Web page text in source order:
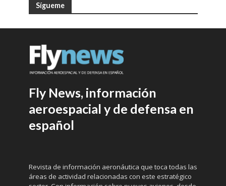
Sígueme
Fly News, información
aeroespacial y de defensa en
español
Revista de información aeronáutica que toca todas las
áreas de actividad relacionadas con este estratégico